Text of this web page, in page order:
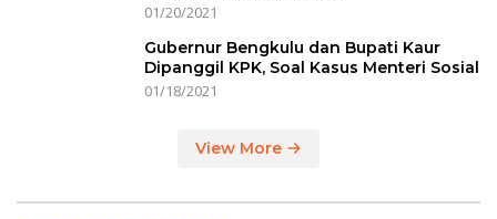
01/20/2021
Gubernur Bengkulu dan Bupati Kaur
Dipanggil KPK, Soal Kasus Menteri Sosial
01/18/2021
View More